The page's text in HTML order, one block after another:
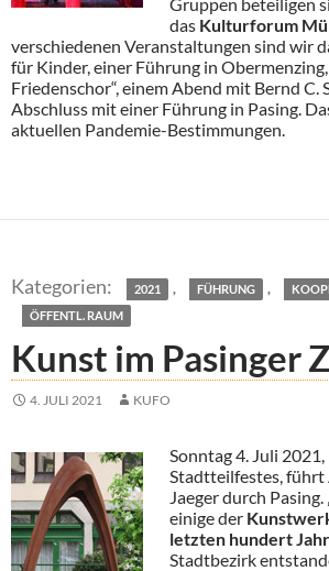
das Kulturforum
verschiedenen Veranstaltungen sind wir
für Kinder, einer Führung in
Friedenschor“, einem Abend mit Bernd C.
Abschluss mit einer Führung in Pasing.
aktuellen Pandemie-Bestimmungen.
2021 , FÜHRUNG ,
ÖFFENTL. RAUM
Kunst im Pasinger
4. JULI 2021 KUFO
Sonntag 4. Juli
Stadtteilfestes, führt
Jaeger durch
einige der
letzten hundert
Stadtbezirk